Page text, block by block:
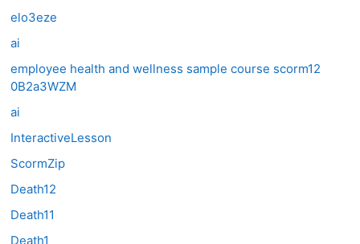
elo3eze
ai
employee health and wellness sample course scorm12
0B2a3WZM
ai
InteractiveLesson
ScormZip
Death12
Death11
Death1